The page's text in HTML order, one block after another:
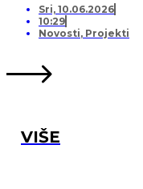
Sri, 10.06.2026
10:29
Novosti, Projekti
VIŠE